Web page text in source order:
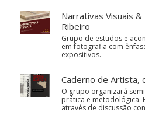
Narrativas Visuais
Ribeiro
Grupo de estudos e
em fotografia com
expositivos.
Caderno de Artista,
O grupo organizará
prática e metodológica.
através de discussão